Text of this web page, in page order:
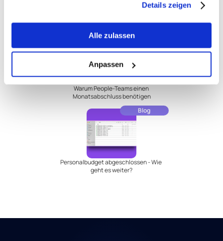
Details zeigen
Alle zulassen
Anpassen
zertifiziert
Warum People-Teams einen
Monatsabschluss benötigen
Blog
Personalbudget abgeschlossen - Wie
geht es weiter?